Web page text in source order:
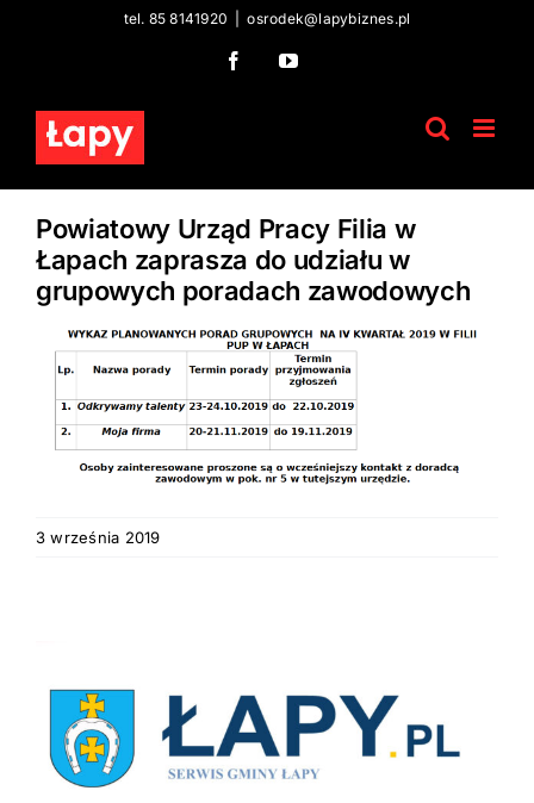
tel. 85 8141920 osrodek@lapybiznes.pl
FacebookYouTube
Powiatowy Urząd Pracy Filia w
Łapach zaprasza do udziału w
grupowych poradach zawodowych
3 września 2019